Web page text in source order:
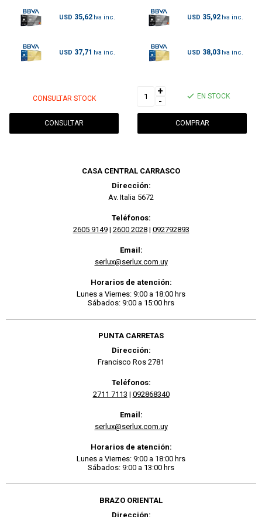
USD 35,62
USD 37,71
CONSULTAR STOCK
CONSULTAR
USD 35,92
USD 38,03
+
-
EN STOCK
CASA CENTRAL CARRASCO
Dirección:
Av. Italia 5672
Teléfonos:
2605 9149| 2600 2028| 092792893
Email:
serlux@serlux.com.uy
Horarios de atención:
Lunes a Viernes: 9:00 a 18:00 hrs
Sábados: 9:00 a 15:00 hrs
PUNTA CARRETAS
Dirección:
Francisco Ros 2781
Teléfonos:
2711 7113 | 092868340
Email:
serlux@serlux.com.uy
Horarios de atención:
Lunes a Viernes: 9:00 a 18:00 hrs
Sábados: 9:00 a 13:00 hrs
BRAZO ORIENTAL
Dirección: